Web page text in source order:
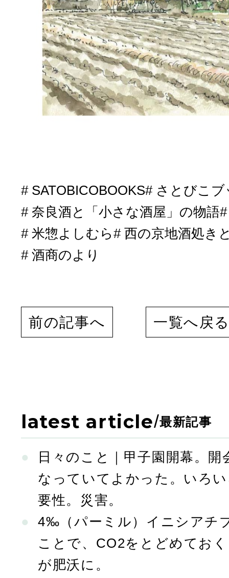
SATOBICOBOOKS さとびこブ
奈良酒と「小さな酒屋」の物語
米惣よしむら 西の京地酒処き
酒商のより
前の記事へ 一覧へ戻
latest article/最新記事
日々のこと｜甲子園開幕。
なっていてよかった。いろ
要性。災害。
4‰（パーミル）イニシアチ
ことで、CO2をとどめてお
が肥沃に。